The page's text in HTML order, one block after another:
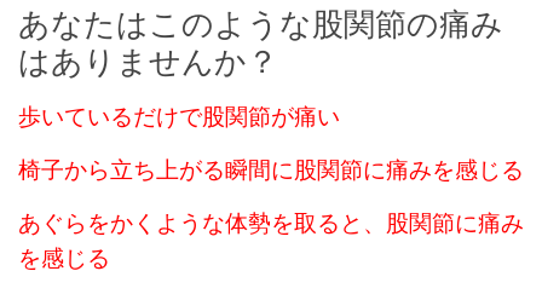
あなたはこのような股関節の痛み
はありませんか？
歩いているだけで股関節が痛い
椅子から立ち上がる瞬間に股関節に痛みを感じる
あぐらをかくような体勢を取ると、股関節に痛み
を感じる